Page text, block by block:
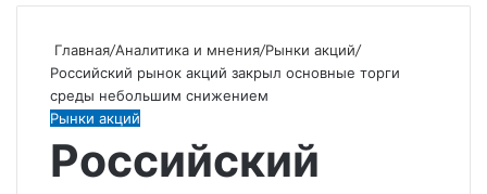
Главная/Аналитика и мнения/Рынки акций/
Российский рынок акций закрыл основные торги
среды небольшим снижением
Рынки акций
Российский